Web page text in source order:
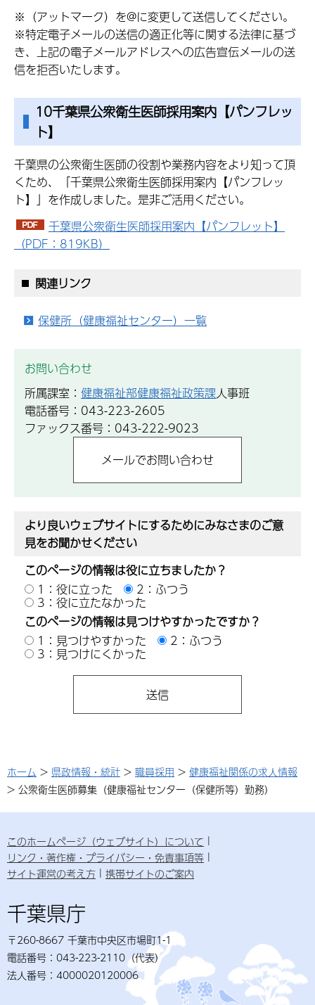
※（アットマーク）を@に変更して送信してください。
※特定電子メールの送信の適正化等に関する法律に基づ
き、上記の電子メールアドレスへの広告宣伝メールの送
信を拒否いたします。
10千葉県公衆衛生医師採用案内【パンフレッ
ト】
千葉県の公衆衛生医師の役割や業務内容をより知って頂
くため、「千葉県公衆衛生医師採用案内【パンフレッ
ト】」を作成しました。是非ご活用ください。
千葉県公衆衛生医師採用案内【パンフレット】
（PDF：819KB）
関連リンク
保健所（健康福祉センター）一覧
お問い合わせ
所属課室： 健康福祉部健康福祉政策課人事班
電話番号：043-223-2605
ファックス番号：043-222-9023
より良いウェブサイトにするためにみなさまのご意
見をお聞かせください
このページの情報は役に立ちましたか？
1：役に立った
2：ふつう
3：役に立たなかった
このページの情報は見つけやすかったですか？
1：見つけやすかった
2：ふつう
3：見つけにくかった
ホーム > 県政情報・統計 > 職員採用 > 健康福祉関係の求人情報
> 公衆衛生医師募集（健康福祉センター（保健所等）勤務）
このホームページ（ウェブサイト）について
リンク・著作権・プライバシー・免責事項等
サイト運営の考え方
携帯サイトのご案内
千葉県庁
〒260-8667 千葉市中央区市場町1-1
電話番号：043-223-2110（代表）
法人番号：4000020120006